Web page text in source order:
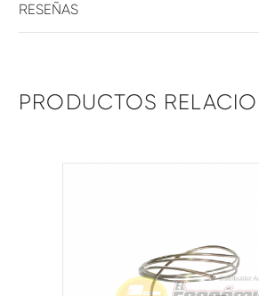
RESEÑAS
PRODUCTOS